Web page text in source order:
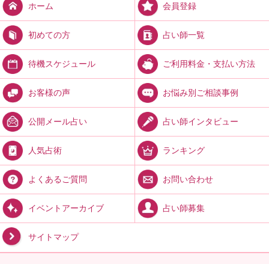
ホーム 会員登録
初めての方 占い師一覧
待機スケジュール ご利用料金・支払い方法
お客様の声 お悩み別ご相談事例
公開メール占い 占い師インタビュー
人気占術 ランキング
よくあるご質問 お問い合わせ
イベントアーカイブ 占い師募集
サイトマップ